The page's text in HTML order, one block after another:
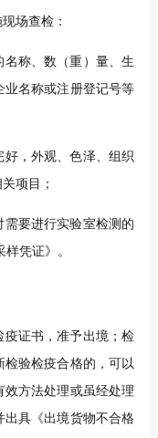
场查检：
名称、数（重）量、生
业名称或注册登记号等
好，外观、色泽、组织
项目；
需要进行实验室检测的
凭证》。
证书，准予出境；检
验检疫合格的，可以
方法处理或虽经处理
出具《出境货物不合格